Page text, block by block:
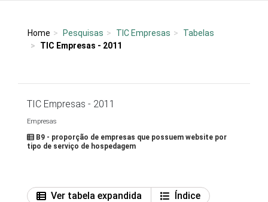
Home Pesquisas TIC Empresas
Tabelas
TIC Empresas - 2011
TIC Empresas - 2011
Empresas
B9 - proporção de empresas que possuem website por
tipo de serviço de hospedagem
Ver tabela expandida
Índice